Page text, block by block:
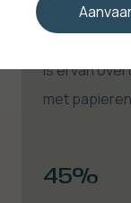
58%
is ervan
met
45%